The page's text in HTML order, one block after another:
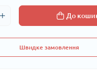
До
Швидке замовлення